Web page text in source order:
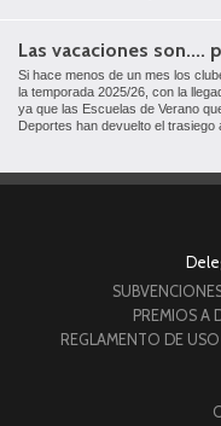
Las vacaciones son....
Si hace menos de un mes los
la temporada 2025/26, con la
ya que las Escuelas de Verano
Deportes han devuelto el trasiego
PREMIOS A
REGLAMENTO DE